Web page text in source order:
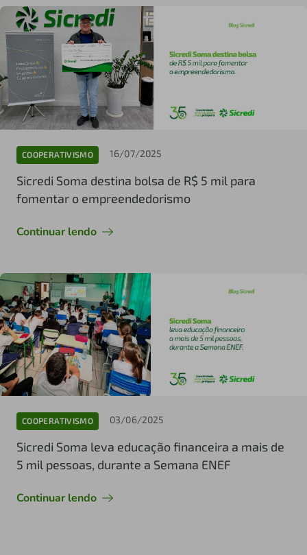
COOPERATIVISMO 16/07/2025
Sicredi Soma destina bolsa de R$ 5 mil para
fomentar o empreendedorismo
Continuar lendo
COOPERATIVISMO 03/06/2025
Sicredi Soma leva educação financeira a mais de
5 mil pessoas, durante a Semana ENEF
Continuar lendo